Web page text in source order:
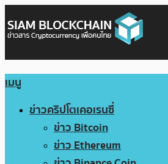
เมนู
ข่าวคริปโตเคอเรนซี่
ข่าว Bitcoin
ข่าว Ethereum